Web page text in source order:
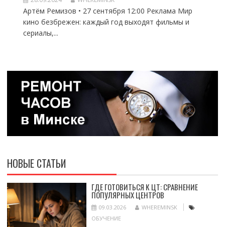
Артём Ремизов • 27 сентября 12:00 Реклама Мир
кино безбрежен: каждый год выходят фильмы и
сериалы,...
НОВЫЕ СТАТЬИ
ГДЕ ГОТОВИТЬСЯ К ЦТ: СРАВНЕНИЕ
ПОПУЛЯРНЫХ ЦЕНТРОВ
09.03.2026
WHEREMINSK
ОБУЧЕНИЕ